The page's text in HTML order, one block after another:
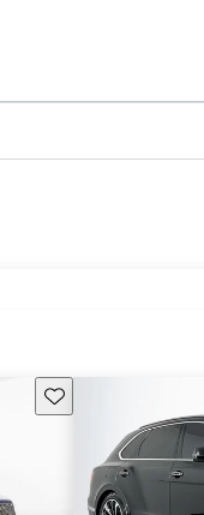
Guarda este Aviso